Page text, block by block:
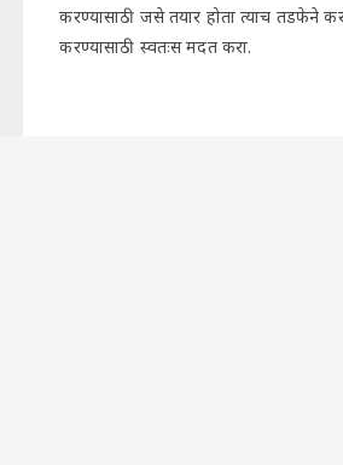
करण्यासाठी जसे तयार होता त्याच तडफेने
करण्यासाठी स्वतःस मदत करा.